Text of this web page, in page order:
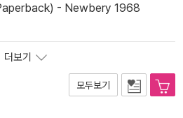
- Newbery 1968
더보기
모두보기